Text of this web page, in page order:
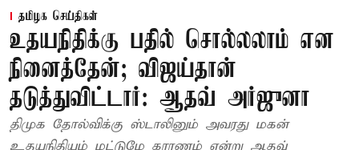
தமிழக செய்திகள்
உதயநிதிக்கு பதில் சொல்லலாம் என
நினைத்தேன்; விஜய்தான்
தடுத்துவிட்டார்: ஆதவ் அர்ஜுனா
திமுக தோல்விக்கு ஸ்டாலினும் அவரது மகன்
உதயநிதியும் மட்டுமே காரணம் என்று ஆதவ்